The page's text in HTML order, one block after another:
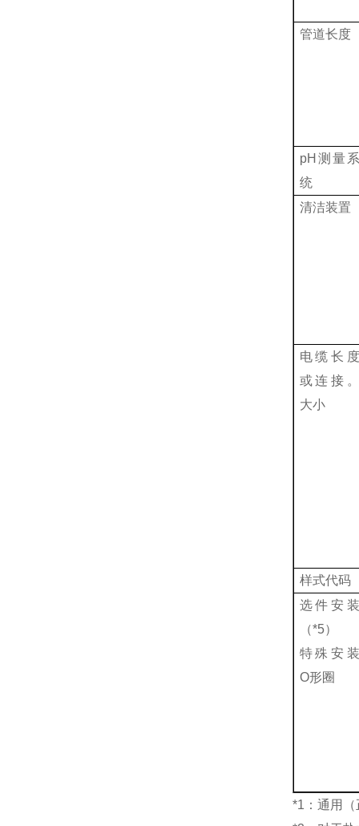
管道长度
pH 测量系
统
清洁装置
电缆长度
或连接。
大小
样式代码
选件安装
（*5）
特殊安装
O形圈
*1 ：通用